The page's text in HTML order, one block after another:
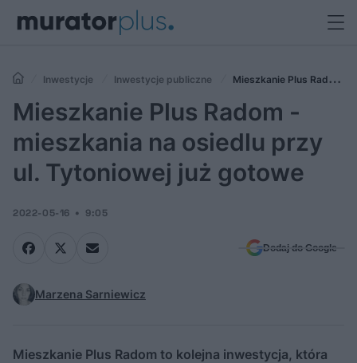
Inwestycje Inwestycje publiczne
Mieszkanie Plus Radom -
mieszkania na osiedlu przy ul. Tytoniowej już gotowe
Mieszkanie Plus Radom -
mieszkania na osiedlu przy
ul. Tytoniowej już gotowe
2022-05-16 9:05
Dodaj do Google
Marzena Sarniewicz
Mieszkanie Plus Radom to kolejna inwestycja, która